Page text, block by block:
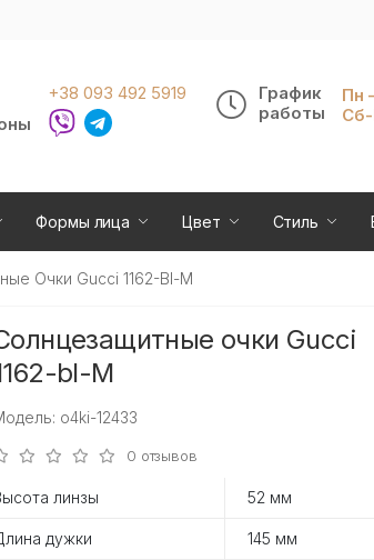
+38 093 492 5919
График
работы
Пн
Формы лица Цвет Стиль
Очки Gucci 1162-Bl-M
очки Gucci
bl-M
o4ki-12433
0 отзывов
линзы 52 мм
дужки 145 мм